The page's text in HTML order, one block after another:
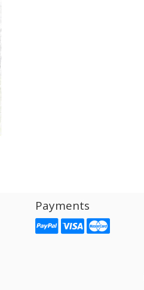
Payments